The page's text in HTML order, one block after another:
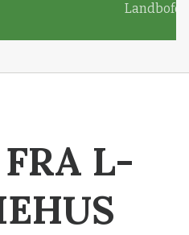
L-